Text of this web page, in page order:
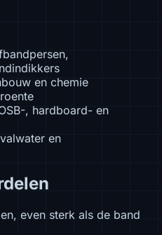
en chemie
, hardboard- en
en
even sterk als de band